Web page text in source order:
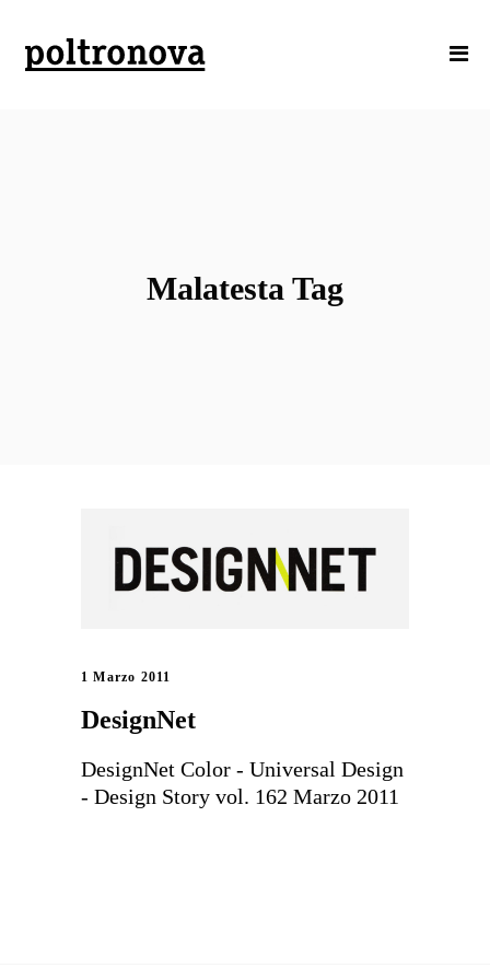
Malatesta Tag
1 Marzo 2011
DesignNet
DesignNet Color - Universal Design
- Design Story vol. 162 Marzo 2011